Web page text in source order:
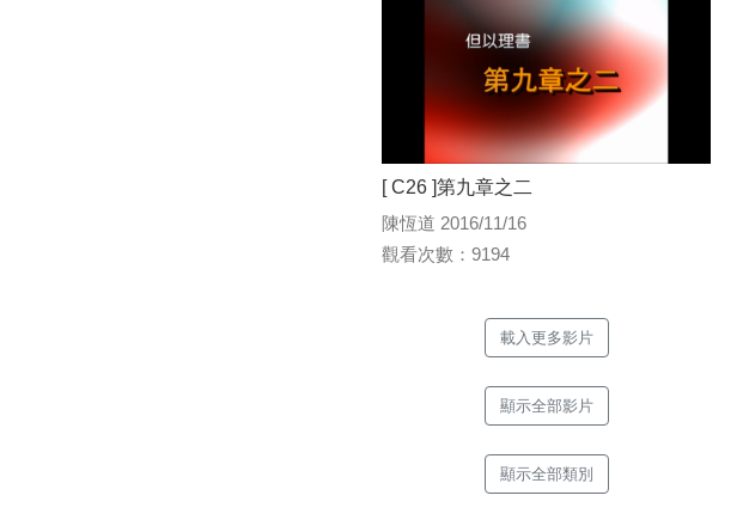
[ C26 ]第九章之二
陳恆道 2016/11/16
觀看次數：9194
載入更多影片
顯示全部影片
顯示全部類別